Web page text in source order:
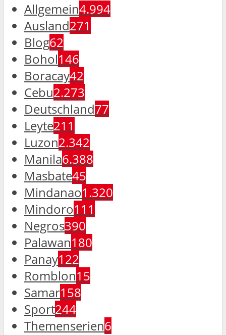
Allgemein4.994
Ausland271
Blog62
Bohol146
Boracay42
Cebu2.273
Deutschland77
Leyte211
Luzon2.342
Manila6.388
Masbate45
Mindanao1.320
Mindoro111
Negros390
Palawan180
Panay122
Romblon15
Samar158
Sport244
Themenserien6